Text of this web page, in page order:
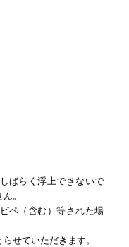
ばらく浮上できないで
。
ペ（含む）等された場
せていただきます。